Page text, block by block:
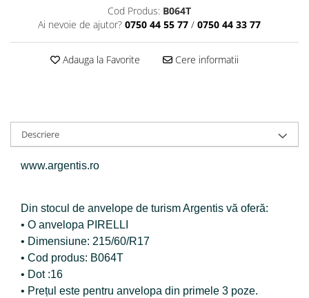
Cod Produs: B064T
Ai nevoie de ajutor? 0750 44 55 77 / 0750 44 33 77
Adauga la Favorite Cere informatii
Descriere
www.argentis.ro
Din stocul de anvelope de turism Argentis vă oferă:
• O anvelopa PIRELLI
• Dimensiune: 215/60/R17
• Cod produs: B064T
• Dot :16
• Prețul este pentru anvelopa din primele 3 poze.